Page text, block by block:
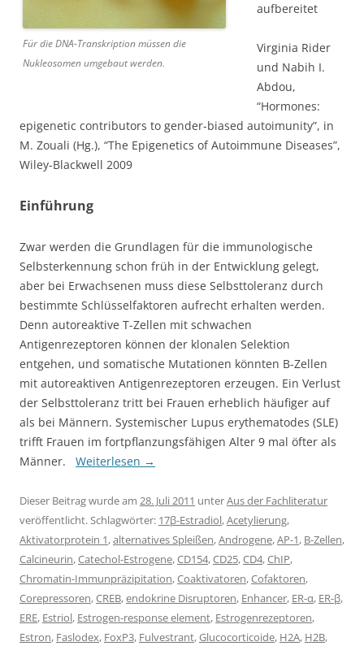
Für die DNA-Transkription müssen die
Nukleosomen umgebaut werden.
aufbereitet
Virginia Rider
und Nabih I.
Abdou,
“Hormones:
epigenetic contributors to gender-biased autoimunity”, in
M. Zouali (Hg.), “The Epigenetics of Autoimmune Diseases”,
Wiley-Blackwell 2009
Einführung
Zwar werden die Grundlagen für die immunologische
Selbsterkennung schon früh in der Entwicklung gelegt,
aber bei Erwachsenen muss diese Selbsttoleranz durch
bestimmte Schlüsselfaktoren aufrecht erhalten werden.
Denn autoreaktive T-Zellen mit schwachen
Antigenrezeptoren können der klonalen Selektion
entgehen, und somatische Mutationen könnten B-Zellen
mit autoreaktiven Antigenrezeptoren erzeugen. Ein Verlust
der Selbsttoleranz tritt bei Frauen erheblich häufiger auf
als bei Männern. Systemischer Lupus erythematodes (SLE)
trifft Frauen im fortpflanzungsfähigen Alter 9 mal öfter als
Männer. Weiterlesen →
Dieser Beitrag wurde am 28. Juli 2011 unterAus der Fachliteratur
veröffentlicht. Schlagwörter: 17β-Estradiol,Acetylierung,
Aktivatorprotein 1,alternatives Spleißen,Androgene,AP-1, B-Zellen,
Calcineurin,Catechol-Estrogene,CD154,CD25,CD4,ChIP,
Chromatin-Immunpräzipitation,Coaktivatoren,Cofaktoren,
Corepressoren,CREB,endokrine Disruptoren, Enhancer, ER-α, ER-β,
ERE, Estriol, Estrogen-response element, Estrogenrezeptoren,
Estron, Faslodex, FoxP3, Fulvestrant,Glucocorticoide, H2A, H2B,